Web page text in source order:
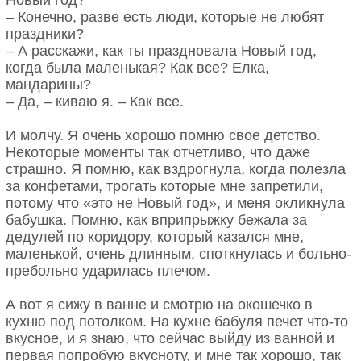
Он же с другим котом.
Густав Климт со своим питомцем Катце.
театр. Второй ревновал, бойкотировать начал
лоток. А Третий был рад: может, вскорости будут
котята.
Потом отмечали они вшестером Новый год.
Встречали весну, проводили чудесное лето.
Второй попривык, стал покладистый ласковый кот.
А к осени, Оля и Миша назвались семьёй. Зажили
прекрасно и дружно со всеми котами. Коты и не
знают, что скоро родится Шестой.
Спасибо за счастье охотнику за голубями.
Мальвина Матрасова
– Конечно, разве есть люди, которые не любят
праздники?
– А расскажи, как ты праздновала Новый год,
когда была маленькая? Как все? Елка,
мандарины?
– Да, – киваю я. – Как все.
И молчу. Я очень хорошо помню свое детство.
Некоторые моменты так отчетливо, что даже
страшно. Я помню, как вздрогнула, когда полезла
за конфетами, трогать которые мне запретили,
потому что «это не Новый год», и меня окликнула
бабушка. Помню, как вприпрыжку бежала за
дедулей по коридору, который казался мне,
маленькой, очень длинным, споткнулась и больно-
пребольно ударилась плечом.
А вот я сижу в ванне и смотрю на окошечко в
кухню под потолком. На кухне бабуля печет что-то
вкусное, и я знаю, что сейчас выйду из ванной и
первая попробую вкусноту, и мне так хорошо, так